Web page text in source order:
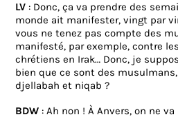
LV : Donc, ça va prendre des
monde ait manifester, vingt par
vous ne tenez pas compte des
manifesté, par exemple, contre
chrétiens en Irak… Donc, je
bien que ce sont des
djellabah et niqab ?
BDW : Ah non ! À Anvers, on ne